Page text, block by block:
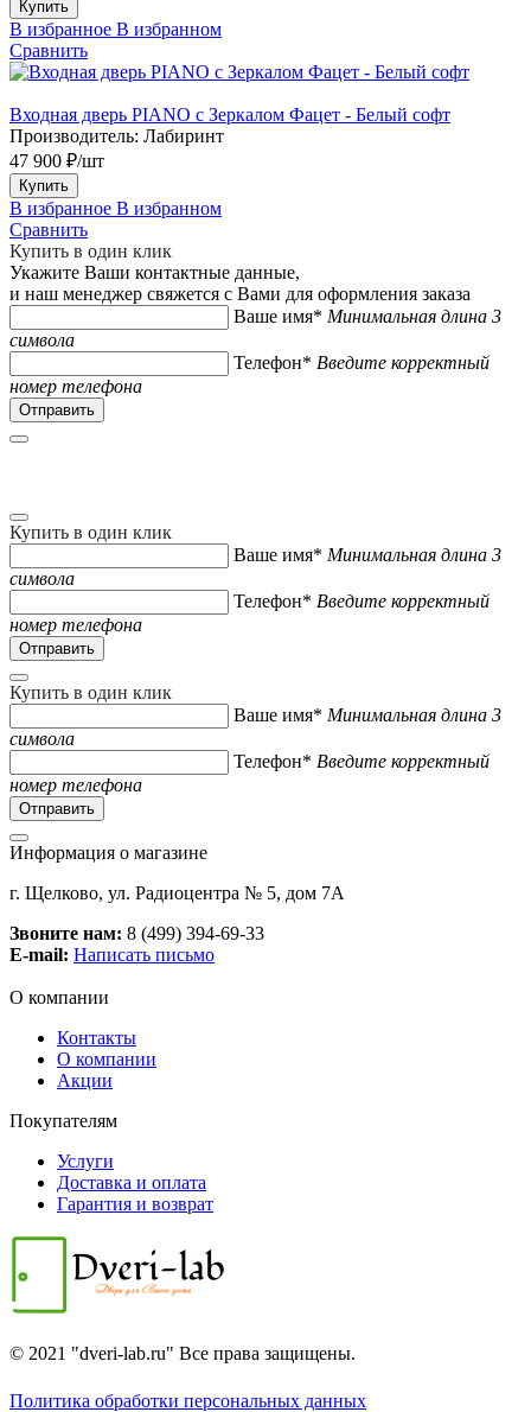
Купить
В избранное В избранном
Сравнить
Входная дверь PIANO с Зеркалом Фацет - Белый софт
Производитель: Лабиринт
47 900 ₽/шт
Купить
В избранное В избранном
Сравнить
Купить в один клик
Укажите Ваши контактные данные,
и наш менеджер свяжется с Вами для оформления заказа
Ваше имя* Минимальная длина 3
символа
Телефон* Введите корректный
номер телефона
Купить в один клик
Ваше имя* Минимальная длина 3
символа
Телефон* Введите корректный
номер телефона
Купить в один клик
Ваше имя* Минимальная длина 3
символа
Телефон* Введите корректный
номер телефона
Информация о магазине
г. Щелково, ул. Радиоцентра № 5, дом 7А
Звоните нам: 8 (499) 394-69-33
E-mail: Написать письмо
О компании
Контакты
О компании
Акции
Покупателям
Услуги
Доставка и оплата
Гарантия и возврат
© 2021 "dveri-lab.ru" Все права защищены.
Политика обработки персональных данных